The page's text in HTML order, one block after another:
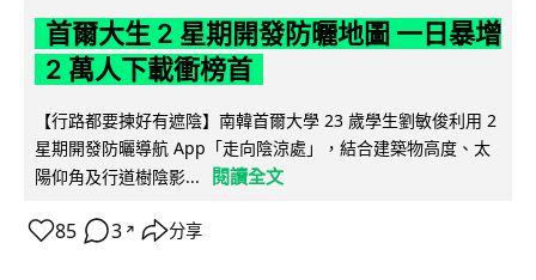
首爾大生 2 星期開發防曬地圖 一日暴增
2 萬人下載衝榜首
【行路都要揀好有遮陰】南韓首爾大學 23 歲學生劉敏俊利用 2
星期開發防曬導航 App「走向陰涼處」，結合建築物高度、太
陽仰角及行道樹陰影...
閱讀全文
85 3 ↗ 分享